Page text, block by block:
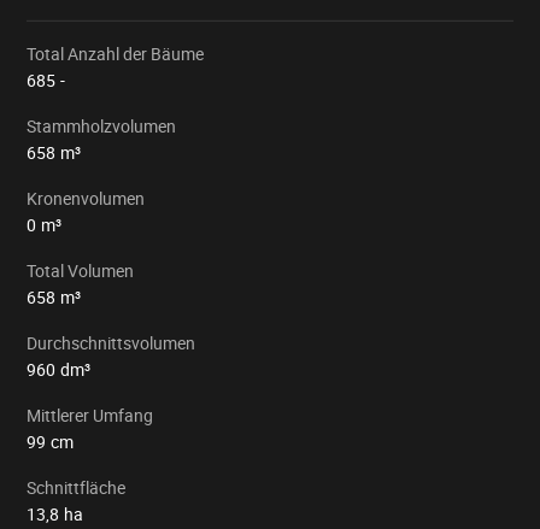
Mesure au compas
Cubage Hauteur dominante
Total Anzahl der Bäume
685 -
Stammholzvolumen
658 m³
Kronenvolumen
0 m³
Total Volumen
658 m³
Durchschnittsvolumen
960 dm³
Mittlerer Umfang
99 cm
Schnittfläche
13,8 ha